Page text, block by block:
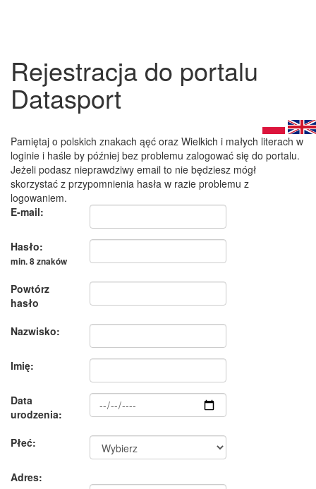
Rejestracja do portalu
Datasport
Pamiętaj o polskich znakach ąęć oraz Wielkich i małych literach w
loginie i haśle by później bez problemu zalogować się do portalu.
Jeżeli podasz nieprawdziwy email to nie będziesz mógł
skorzystać z przypomnienia hasła w razie problemu z
logowaniem.
E-mail:
Hasło:
min. 8 znaków
Powtórz
hasło
Nazwisko:
Imię:
Data
urodzenia:
Płeć:
Adres: